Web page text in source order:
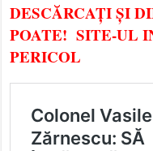
DESCĂRCAȚI ȘI
POATE! SITE-UL
PERICOL